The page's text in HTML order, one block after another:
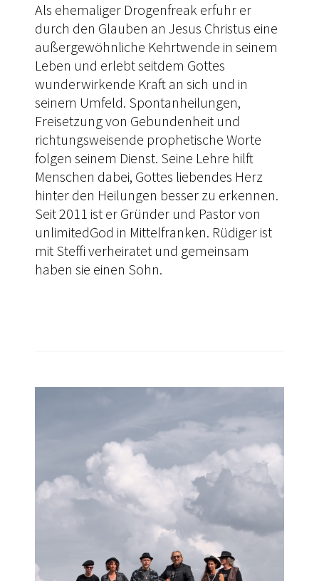
Als ehemaliger Drogenfreak erfuhr er
durch den Glauben an Jesus Christus eine
außergewöhnliche Kehrtwende in seinem
Leben und erlebt seitdem Gottes
wunderwirkende Kraft an sich und in
seinem Umfeld. Spontanheilungen,
Freisetzung von Gebundenheit und
richtungsweisende prophetische Worte
folgen seinem Dienst. Seine Lehre hilft
Menschen dabei, Gottes liebendes Herz
hinter den Heilungen besser zu erkennen.
Seit 2011 ist er Gründer und Pastor von
unlimitedGod in Mittelfranken. Rüdiger ist
mit Steffi verheiratet und gemeinsam
haben sie einen Sohn.